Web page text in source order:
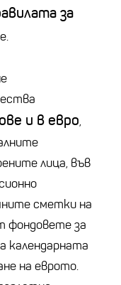
за
и в евро,
лица, във
сметки на
фондовете за
календарната
на еврото.